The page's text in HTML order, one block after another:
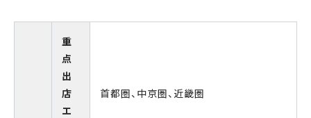
重
点
出
店
エ
首都圏、中京圏、近畿圏